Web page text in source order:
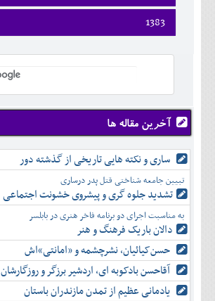
تير
مرداد
شهريور
مهر
دی
بهمن
اسفند
ارديبهشت
خرداد
تير
مرداد
آبان
آذر
دی
بهمن
اسفند
فروردين
ارديبهشت
خرداد
شهريور
مهر
آبان
آذر
دی
بهمن
اسفند
1383
فروردين
تير
مرداد
شهريور
مهر
آبان
آذر
دی
بهمن
اسفند
آخرین مقاله ها
ساری و نکته هایی تاریخی از گذشته دور
تبیین جامعه شناختی قتل پدر درساری
تشدید جلوه‌ گری و پیشروی خشونت اجتماعی
به مناسبت اجرای دو برنامه فاخر هنری در بابلسر
دالان باریک فرهنگ و هنر
حسن‌کیائیان، نشرچشمه و «امانتی»اش
آقاحسن بادکوبه ای، اردشیر برزگر و روزگارشان
یادمانی عظیم از تمدن مازندران باستان